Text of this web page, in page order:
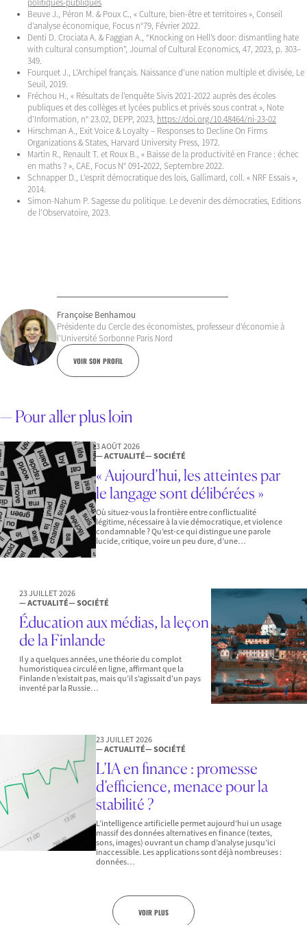
politiques-publiques
Beuve J., Péron M. & Poux C., « Culture, bien-être et territoires », Conseil
d’analyse économique, Focus n°79, Février 2022.
Denti D. Crociata A. & Faggian A., “Knocking on Hell’s door: dismantling hate
with cultural consumption”, Journal of Cultural Economics, 47, 2023, p. 303–
349.
Fourquet J., L’Archipel français. Naissance d’une nation multiple et divisée, Le
Seuil, 2019.
Fréchou H., « Résultats de l’enquête Sivis 2021-2022 auprès des écoles
publiques et des collèges et lycées publics et privés sous contrat », Note
d’Information, n° 23.02, DEPP, 2023, https://doi.org/10.48464/ni-23-02
Hirschman A., Exit Voice & Loyalty – Responses to Decline On Firms
Organizations & States, Harvard University Press, 1972.
Martin R., Renault T. et Roux B., « Baisse de la productivité en France : échec
en maths ? », CAE, Focus N° 091‐2022, Septembre 2022.
Schnapper D., L’esprit démocratique des lois, Gallimard, coll. « NRF Essais »,
2014.
Simon-Nahum P. Sagesse du politique. Le devenir des démocraties, Editions
de l’Observatoire, 2023.
Françoise Benhamou
Présidente du Cercle des économistes, professeur d’économie à
l’Université Sorbonne Paris Nord
VOIR SON PROFIL
— Pour aller plus loin
3 AOÛT 2026
— ACTUALITÉ— SOCIÉTÉ
« Aujourd’hui, les atteintes par
le langage sont délibérées »
Où situez-vous la frontière entre conflictualité
légitime, nécessaire à la vie démocratique, et violence
condamnable ? Qu’est-ce qui distingue une parole
lucide, critique, voire un peu dure, d’une…
23 JUILLET 2026
— ACTUALITÉ— SOCIÉTÉ
Éducation aux médias, la leçon
de la Finlande
Il y a quelques années, une théorie du complot
humoristiquea circulé en ligne, affirmant que la
Finlande n’existait pas, mais qu’il s’agissait d’un pays
inventé par la Russie…
23 JUILLET 2026
— ACTUALITÉ— SOCIÉTÉ
L’IA en finance : promesse
d’efficience, menace pour la
stabilité ?
L’intelligence artificielle permet aujourd’hui un usage
massif des données alternatives en finance (textes,
sons, images) ouvrant un champ d’analyse jusqu’ici
inaccessible. Les applications sont déjà nombreuses :
données…
VOIR PLUS